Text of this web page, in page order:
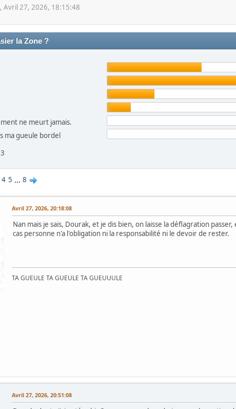
Avril 27, 2026, 18:15:48
la Zone ?
ne meurt jamais.
ma gueule bordel
4 5 ... 8
Avril 27, 2026, 20:18:08
Nan mais je sais, Dourak, et je dis bien, on laisse la déflagration
cas personne n'a l'obligation ni la responsabilité ni le devoir de rester.
TA GUEULE TA GUEULE TA GUEUUULE
Avril 27, 2026, 20:51:08